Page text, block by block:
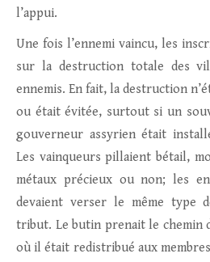
l’appui.
Une fois l’ennemi vaincu, les
sur la destruction totale des
ennemis. En fait, la destruction
ou était évitée, surtout si un
gouverneur assyrien était
Les vainqueurs pillaient bétail,
métaux précieux ou non; les
devaient verser le même type
tribut. Le butin prenait le chemin
où il était redistribué aux